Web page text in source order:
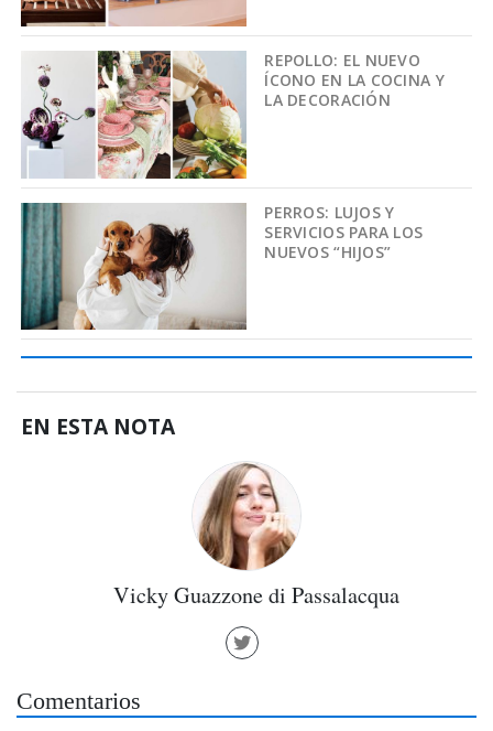
REPOLLO: EL NUEVO
ÍCONO EN LA COCINA Y
LA DECORACIÓN
PERROS: LUJOS Y
SERVICIOS PARA LOS
NUEVOS “HIJOS”
EN ESTA NOTA
Vicky Guazzone di Passalacqua
Comentarios